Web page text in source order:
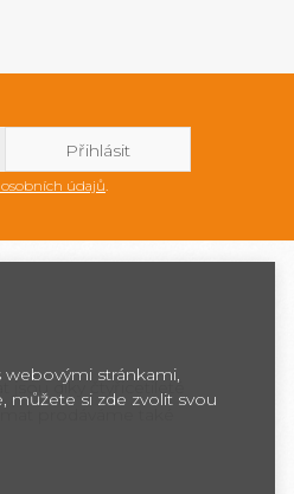
údajů.
jsou díky čtyřicetileté
prodáváme také
stránkami,
můžete si zde zvolit svou